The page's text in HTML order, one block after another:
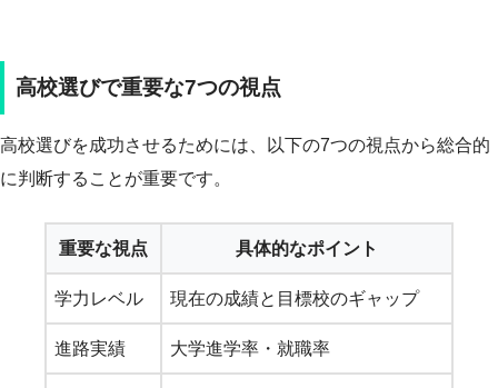
高校選びで重要な7つの視点
高校選びを成功させるためには、以下の7つの視点から総合的
に判断することが重要です。
重要な視点 具体的なポイント
学力レベル 現在の成績と目標校のギャップ
進路実績 大学進学率・就職率